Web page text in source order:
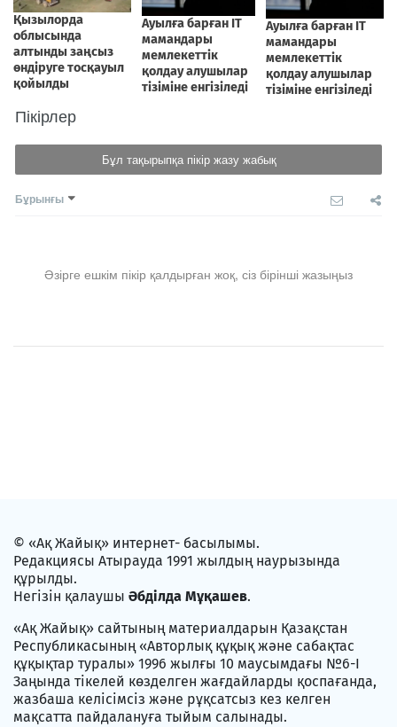
Пікірлер
Бұл тақырыпқа пікір жазу жабық
Бұрынғы
Әзірге ешкім пікір қалдырған жоқ, сіз бірінші жазыңыз
© «Ақ Жайық» интернет- басылымы.
Редакциясы Атырауда 1991 жылдың наурызында
құрылды.
Негізін қалаушы Әбділда Мұқашев.
«Ақ Жайық» сайтының материалдарын Қазақстан
Республикасының «Авторлық құқық және сабақтас
құқықтар туралы» 1996 жылғы 10 маусымдағы №6-I
Заңында тікелей көзделген жағдайларды қоспағанда,
жазбаша келісімсіз және рұқсатсыз кез келген
мақсатта пайдалануға тыйым салынады.